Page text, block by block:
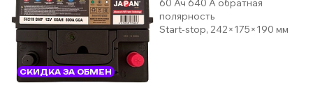
СКИДКА ЗА ОБМЕН
60 Ач 640 А обратная
полярность
Start-stop, 242×175×190 мм